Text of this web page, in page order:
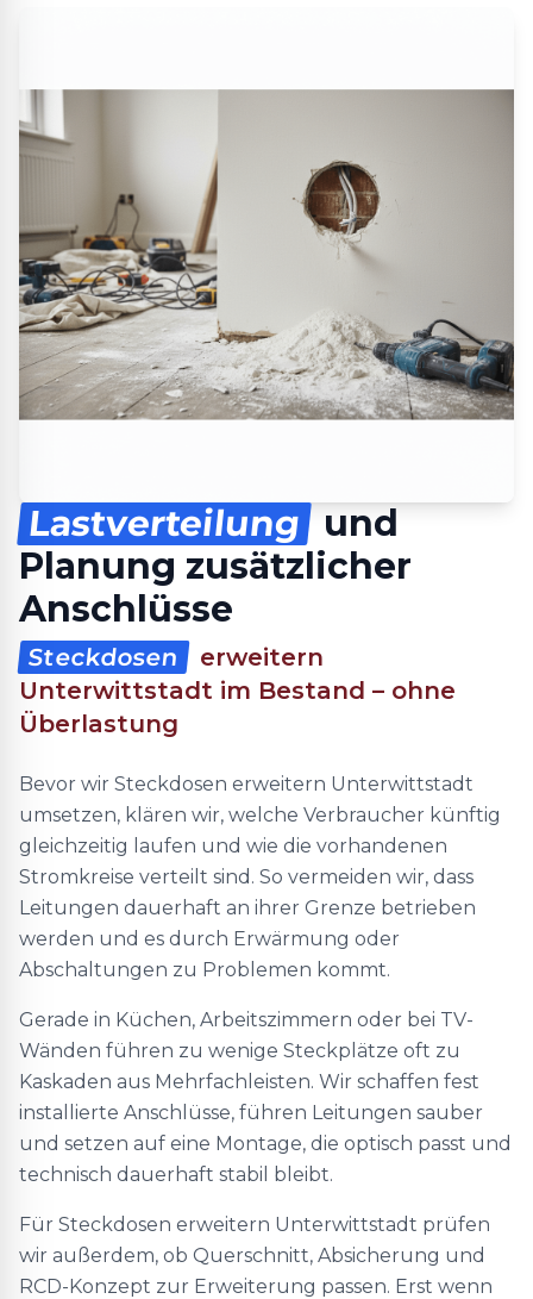
Lastverteilung
und
Planung zusätzlicher
Anschlüsse
Steckdosen
erweitern
Unterwittstadt im Bestand – ohne
Überlastung
Bevor wir Steckdosen erweitern Unterwittstadt
umsetzen, klären wir, welche Verbraucher künftig
gleichzeitig laufen und wie die vorhandenen
Stromkreise verteilt sind. So vermeiden wir, dass
Leitungen dauerhaft an ihrer Grenze betrieben
werden und es durch Erwärmung oder
Abschaltungen zu Problemen kommt.
Gerade in Küchen, Arbeitszimmern oder bei TV-
Wänden führen zu wenige Steckplätze oft zu
Kaskaden aus Mehrfachleisten. Wir schaffen fest
installierte Anschlüsse, führen Leitungen sauber
und setzen auf eine Montage, die optisch passt und
technisch dauerhaft stabil bleibt.
Für Steckdosen erweitern Unterwittstadt prüfen
wir außerdem, ob Querschnitt, Absicherung und
RCD-Konzept zur Erweiterung passen. Erst wenn